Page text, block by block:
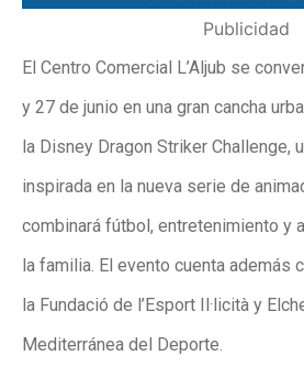
Publicidad
El Centro Comercial L’Aljub se
y 27 de junio en una gran cancha
la Disney Dragon Striker Challenge,
inspirada en la nueva serie de
combinará fútbol, entretenimiento y
la familia. El evento cuenta además
la Fundació de l’Esport Il·licità y
Mediterránea del Deporte.